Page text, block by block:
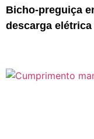
Bicho-preguiça
descarga